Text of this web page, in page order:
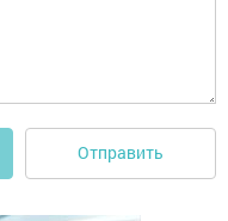
Отправить